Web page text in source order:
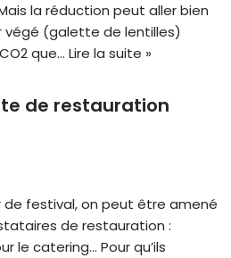
la réduction peut aller bien
végé (galette de lentilles)
que… Lire la suite »
de restauration
de festival, on peut être amené
de restauration :
le catering… Pour qu’ils